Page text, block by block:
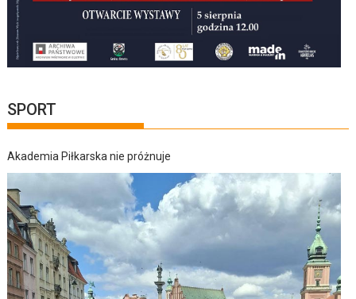
SPORT
Akademia Piłkarska nie próżnuje